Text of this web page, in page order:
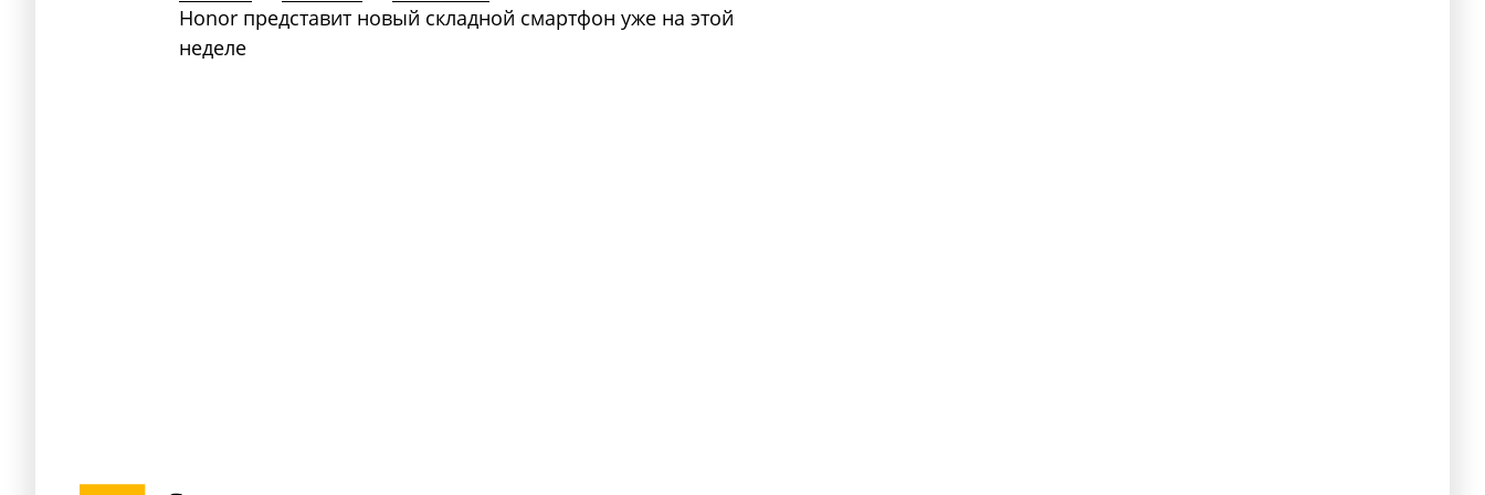
Honor представит новый складной смартфон уже на этой
неделе